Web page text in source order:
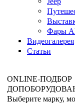
Фары
Видеогалерея
Статьи
ONLINE-ПОДБОР
Выберите марку,